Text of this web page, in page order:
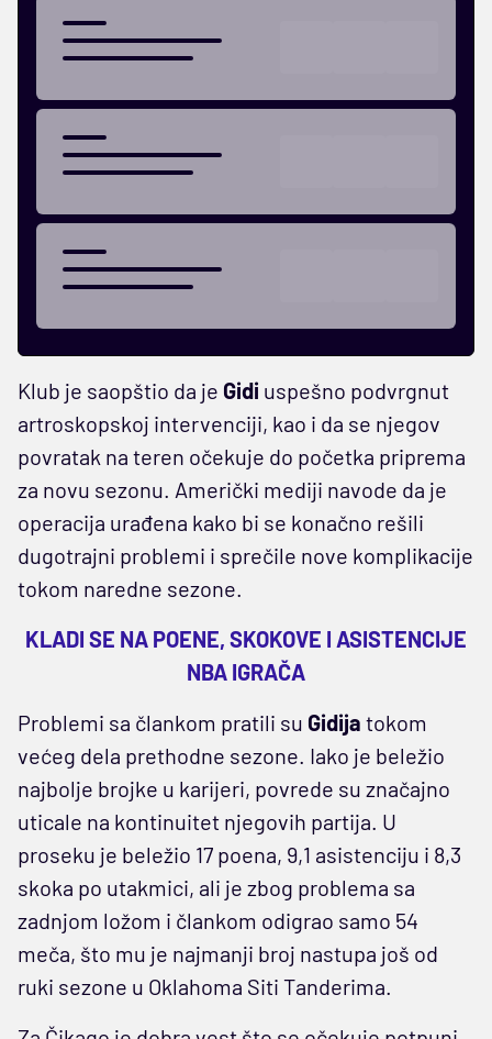
Klub je saopštio da je Gidi uspešno podvrgnut
artroskopskoj intervenciji, kao i da se njegov
povratak na teren očekuje do početka priprema
za novu sezonu. Američki mediji navode da je
operacija urađena kako bi se konačno rešili
dugotrajni problemi i sprečile nove komplikacije
tokom naredne sezone.
KLADI SE NA POENE, SKOKOVE I ASISTENCIJE
NBA IGRAČA
Problemi sa člankom pratili su Gidija tokom
većeg dela prethodne sezone. Iako je beležio
najbolje brojke u karijeri, povrede su značajno
uticale na kontinuitet njegovih partija. U
proseku je beležio 17 poena, 9,1 asistenciju i 8,3
skoka po utakmici, ali je zbog problema sa
zadnjom ložom i člankom odigrao samo 54
meča, što mu je najmanji broj nastupa još od
ruki sezone u Oklahoma Siti Tanderima.